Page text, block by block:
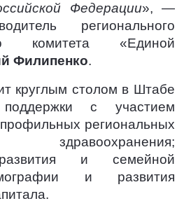
Федерации», —
регионального
комитета «Единой
Филипенко.
круглым столом в Штабе
с участием
региональных
здравоохранения;
и семейной
и развития